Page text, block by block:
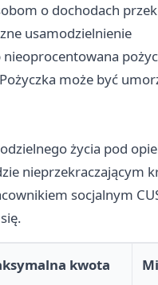
o dochodach
usamodzielnienie
nieoprocentowana
może być
życia pod
nieprzekraczającym
socjalnym
kwota